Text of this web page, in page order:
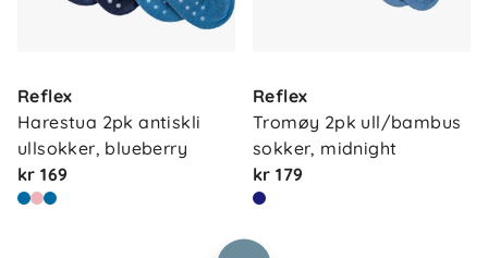
Reflex
Harestua 2pk antiskli
ullsokker, blueberry
kr 169
Reflex
Tromøy 2pk ull/bambus
sokker, midnight
kr 179
Våre butikker
Vårt samfunnsansvar
Jobbe i Barnas Hus
Frakt og levering
Retur og reklamasjon
Salgsbetingelser